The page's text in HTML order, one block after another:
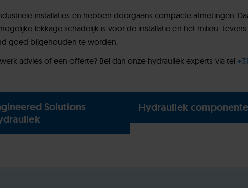
installaties en hebben doorgaans compacte afmetingen.
lekkage schadelijk is voor de installatie en het milieu.
goed bijgehouden te worden.
advies of een offerte? Bel dan onze hydrauliek experts via tel
Solutions
Hydrauliek